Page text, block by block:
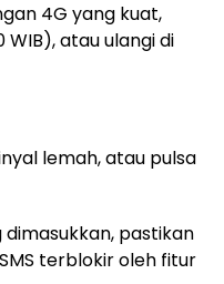
4G yang kuat,
atau ulangi di
lemah, atau pulsa
dimasukkan, pastikan
terblokir oleh fitur